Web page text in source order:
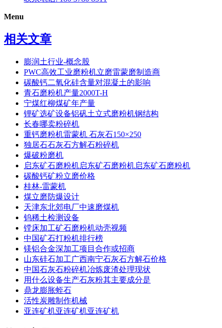
Menu
相关文章
膨润土行业-概念股
PWC高效工业磨粉机立磨雷蒙磨制造商
碳酸钙二氧化硅含量对混凝土的影响
青石磨粉机产量2000T-H
宁煤红柳煤矿年产量
锂矿选矿设备铝矾土立式磨粉机钢结构
长春哪卖粉碎机
重钙磨粉机雷蒙机 石灰石150×250
独居石石灰石方解石粉碎机
爆破粉磨机
启东矿石磨粉机启东矿石磨粉机启东矿石磨粉机
碳酸钙矿粉立磨价格
桂林-雷蒙机
煤立磨防爆设计
天津东北郊电厂中速磨煤机
钨稀土检测设备
镗床加工矿石磨粉机动壳视频
中国矿石打粉机排行榜
镁铝合金深加工项目合作或招商
山东硅石加工广西南宁石灰石方解石价格
中国石灰石粉碎机冶炼废渣处理现状
用什么设备生产石灰粉其主要成分是
鼎龙膨胀蛭石
活性炭雕制作机械
亚连矿机亚连矿机亚连矿机